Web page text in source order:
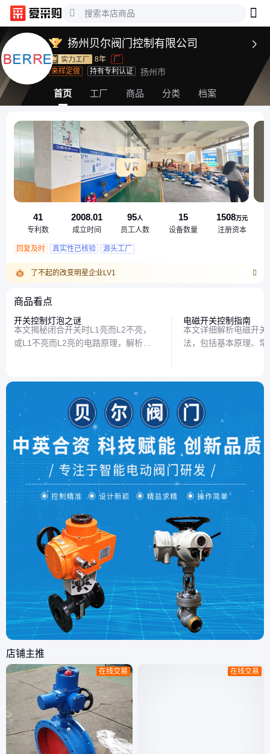
扬州贝尔阀门控制有限公司 
8年
厂
来样定做
持有专利认证 扬州市
首页 工厂 商品 分类 档案
41
专利数
2008.01
成立时间
95人
员工人数
15
设备数量
1508万元
注册资本
回复及时 真实性已核验 源头工厂
了不起的改变明星企业LV1
商品看点
开关控制灯泡之谜
本文揭秘闭合开关时L1亮而L2不亮，
或L1不亮而L2亮的电路原理，解析串
路逻辑。
电磁开关控制指南
本文详细解析电磁开
法，包括基本原理、
店铺主推
在线交易 在线交易